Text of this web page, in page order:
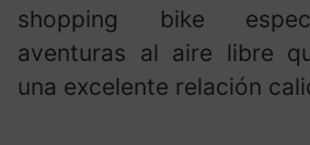
shopping bike
aventuras al aire libre
una excelente relación